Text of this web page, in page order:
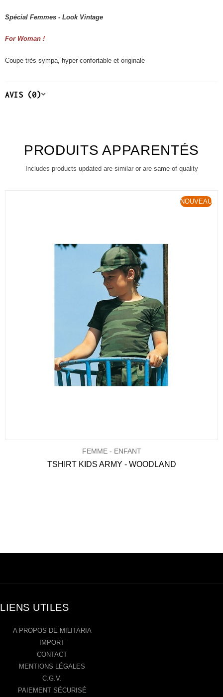
Spécial Femmes - Look Vintage
For Woman !
Coupe très sympa, hyper confortable et originale
AVIS (0)
PRODUITS APPARENTÉS
Includes products updated are similar or are same of quality
NOUVEAU
FEMME - ENFANT
TSHIRT KIDS ARMY - WOODLAND
LIENS UTILES
A PROPOS DE MILITARIA
IMPORT
CONTACT
MENTIONS LÉGALES
C.G.V.
PAIEMENT SÉCURISÉ